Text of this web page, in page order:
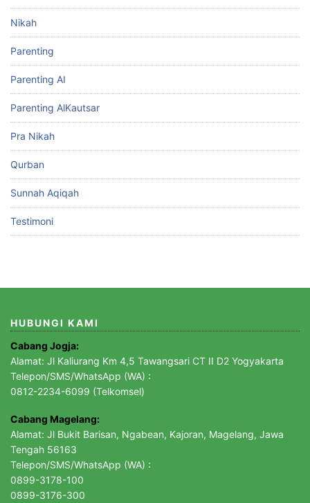
Nikah
Parenting
Parenting AI
Parenting AlKautsar
Pra Nikah
Qurban
Sunnah Aqiqah
Testimoni
HUBUNGI KAMI
Cabang Jogja:
Alamat: Jl Kaliurang Km 4,5 Tawangsari CT II D2 Yogyakarta
Telepon/SMS/WhatsApp (WA) :
0812-2234-6099 (Telkomsel)
Cabang Magelang:
Alamat: Jl Bukit Barisan, Ngabean, Kajoran, Magelang, Jawa
Tengah 56163
Telepon/SMS/WhatsApp (WA) :
0899-3178-100
0899-3176-300